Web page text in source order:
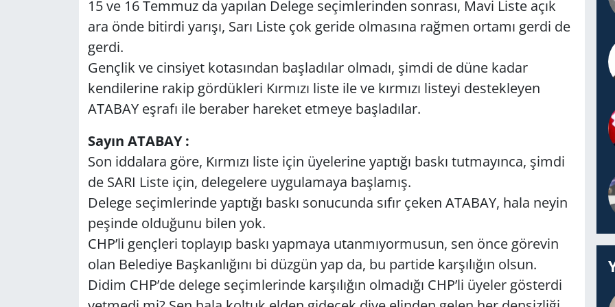
15 ve 16 Temmuz da yapılan Delege seçimlerinden sonrası, Mavi Liste açık
ara önde bitirdi yarışı, Sarı Liste çok geride olmasına rağmen ortamı gerdi de
gerdi.
Gençlik ve cinsiyet kotasından başladılar olmadı, şimdi de düne kadar
kendilerine rakip gördükleri Kırmızı liste ile ve kırmızı listeyi destekleyen
ATABAY eşrafı ile beraber hareket etmeye başladılar.
Sayın ATABAY :
Son iddalara göre, Kırmızı liste için üyelerine yaptığı baskı tutmayınca, şimdi
de SARI Liste için, delegelere uygulamaya başlamış.
Delege seçimlerinde yaptığı baskı sonucunda sıfır çeken ATABAY, hala neyin
peşinde olduğunu bilen yok.
CHP’li gençleri toplayıp baskı yapmaya utanmıyormusun, sen önce görevin
olan Belediye Başkanlığını bi düzgün yap da, bu partide karşılığın olsun.
Didim CHP’de delege seçimlerinde karşılığın olmadığı CHP’li üyeler gösterdi
GÜNDEM
HABERDE İNSAN
KÜLTÜR SANAT
POLİTİKA
RESMİ İLANLAR